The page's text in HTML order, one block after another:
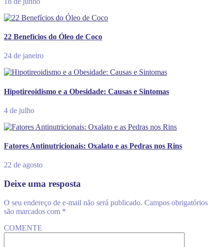
22 Benefícios do Óleo de Coco
24 de janeiro
Hipotireoidismo e a Obesidade: Causas e Sintomas
4 de julho
Fatores Antinutricionais: Oxalato e as Pedras nos Rins
22 de agosto
Deixe uma resposta
O seu endereço de e-mail não será publicado. Campos obrigatórios
são marcados com *
COMENTE